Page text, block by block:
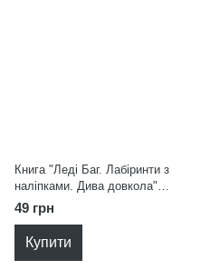
Книга "Леді Баг. Лабіринти з
наліпками. Дива довкола"
Видавництво РАНОК 447041
49 грн
Купити